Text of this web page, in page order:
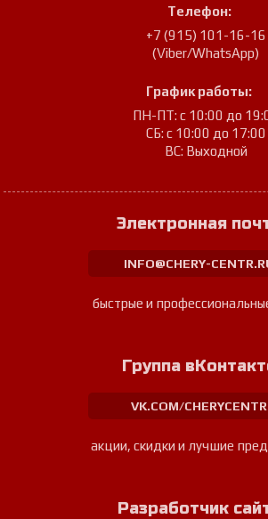
Телефон:
+7 (915) 101-16-16
(Viber/WhatsApp)
График работы:
ПН-ПТ: с 10:00 до
СБ: с 10:00 до 17:00
ВС: Выходной
Электронная
INFO@CHERY-
быстрые и
Группа
VK.COM/CHERYCENTR
акции, скидки и лучшие
Разработчик